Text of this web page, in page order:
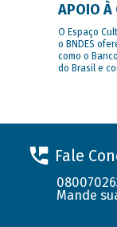
APOIO À
O Espaço
o BNDES
como o
do Brasil e
Fale
Mande